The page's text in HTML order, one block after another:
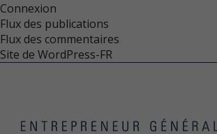
Connexion
Flux des publications
Flux des commentaires
Site de WordPress-FR